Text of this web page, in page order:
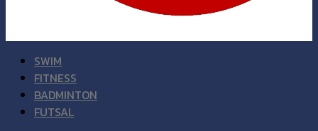
SWIM
FITNESS
BADMINTON
FUTSAL